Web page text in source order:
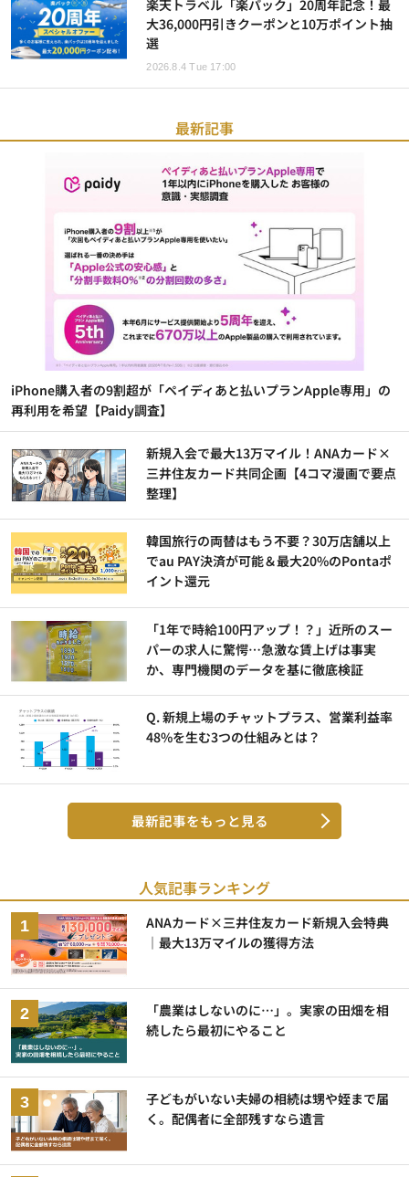
楽天トラベル「楽パック」20周年記念！最
大36,000円引きクーポンと10万ポイント抽
選
2026.8.4 Tue 17:00
最新記事
iPhone購入者の9割超が「ペイディあと払いプランApple専用」の
再利用を希望【Paidy調査】
新規入会で最大13万マイル！ANAカード×
三井住友カード共同企画【4コマ漫画で要点
整理】
韓国旅行の両替はもう不要？30万店舗以上
でau PAY決済が可能＆最大20%のPontaポ
イント還元
「1年で時給100円アップ！？」近所のスー
パーの求人に驚愕…急激な賃上げは事実
か、専門機関のデータを基に徹底検証
Q. 新規上場のチャットプラス、営業利益率
48%を生む3つの仕組みとは？
最新記事をもっと見る
人気記事ランキング
ANAカード×三井住友カード新規入会特典
｜最大13万マイルの獲得方法
「農業はしないのに…」。実家の田畑を相
続したら最初にやること
子どもがいない夫婦の相続は甥や姪まで届
く。配偶者に全部残すなら遺言